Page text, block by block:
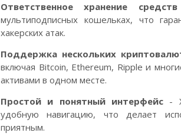
Ответственное хранение средств
мультиподписных кошельках, что
хакерских атак.
Поддержка нескольких
включая Bitcoin, Ethereum, Ripple и
активами в одном месте.
Простой и понятный интерфейс-
удобную навигацию, что делает
приятным.